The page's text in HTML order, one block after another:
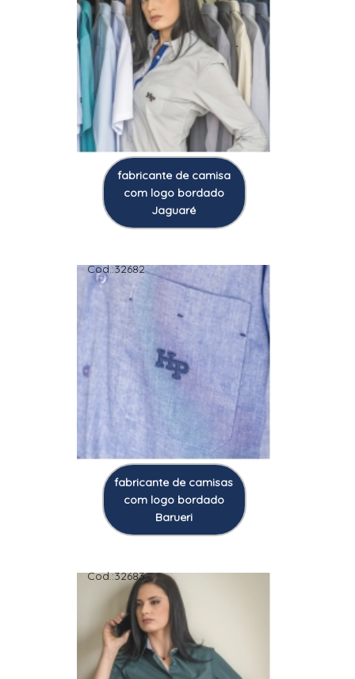
fabricante de camisa
com logo bordado
Jaguaré
Cod.:32682
fabricante de camisas
com logo bordado
Barueri
Cod.:32683